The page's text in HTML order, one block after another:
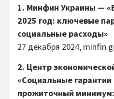
1. Минфин Украины —
2025 год: ключевые
социальные расходы»
27 декабря 2024,
2. Центр
«Социальные
прожиточный